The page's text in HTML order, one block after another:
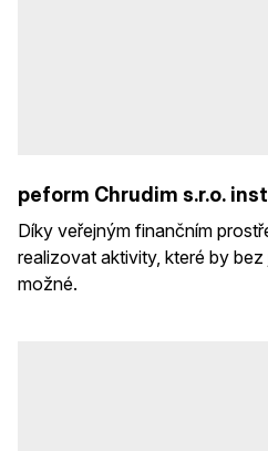
peform Chrudim s.r.o.
Díky veřejným finančním
realizovat aktivity, které by
možné.